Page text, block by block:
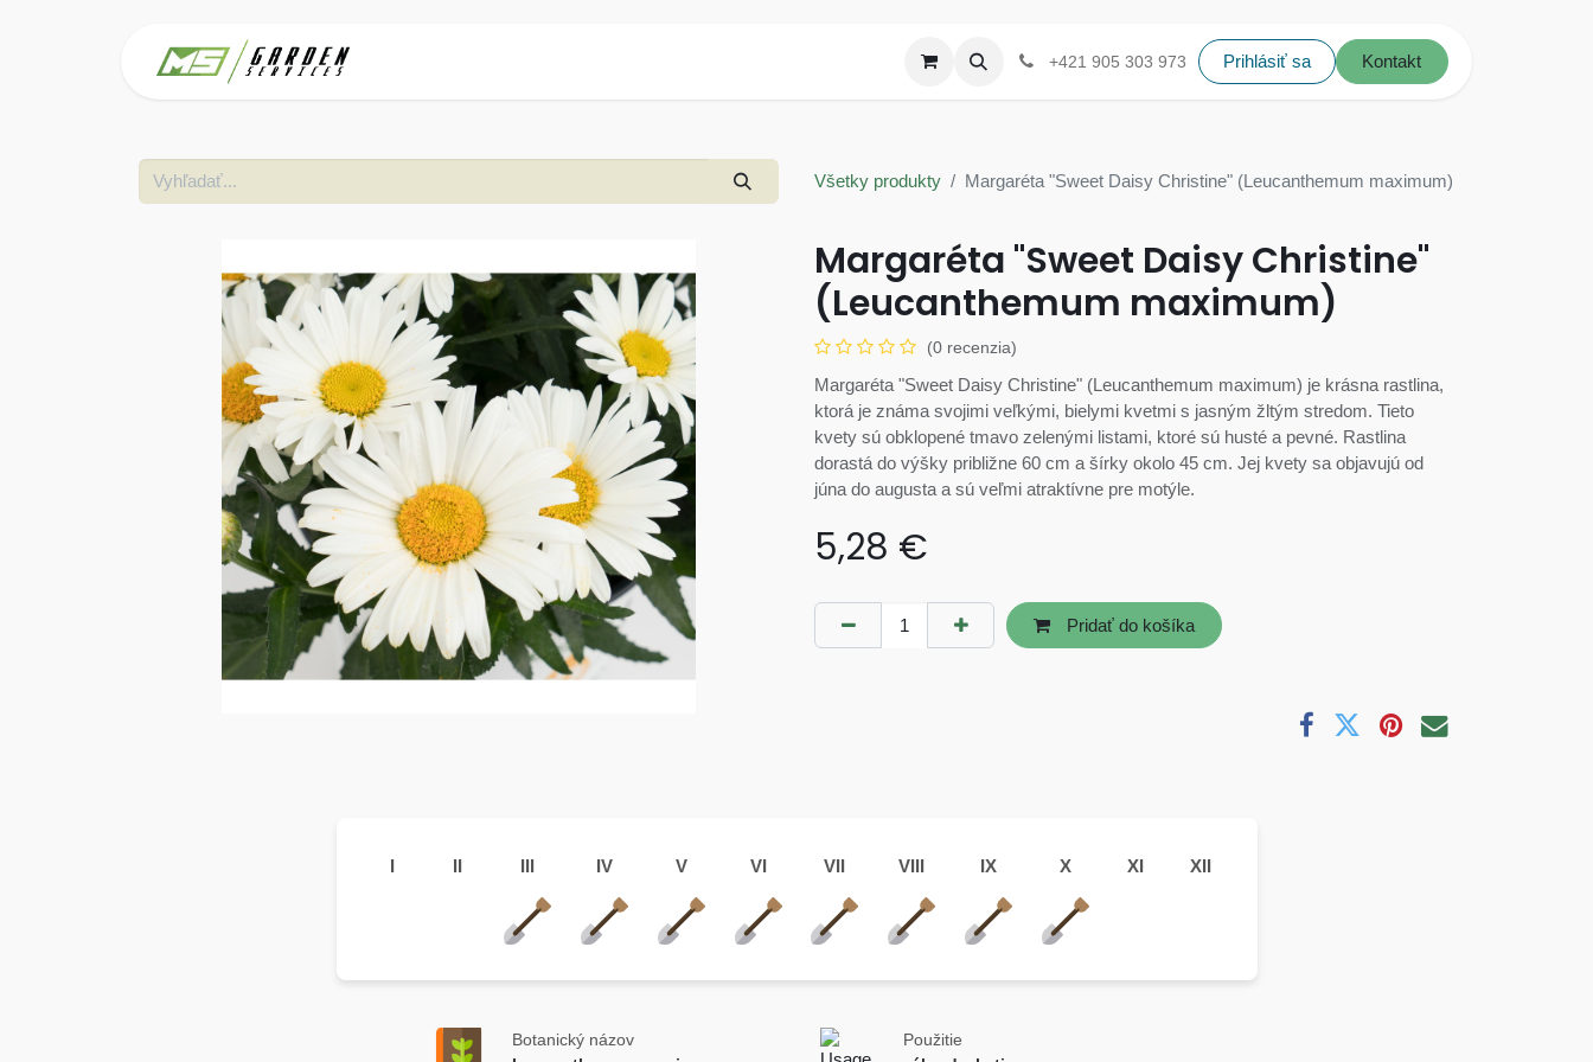
+421 905 303 973 Prihlásiť sa Kontakt
Všetky produkty Margaréta "Sweet Daisy Christine" (Leucanthemum maximum)
Margaréta "Sweet Daisy Christine"
(Leucanthemum maximum)
(0 recenzia)
Margaréta "Sweet Daisy Christine" (Leucanthemum maximum) je krásna rastlina,
ktorá je známa svojimi veľkými, bielymi kvetmi s jasným žltým stredom. Tieto
kvety sú obklopené tmavo zelenými listami, ktoré sú husté a pevné. Rastlina
dorastá do výšky približne 60 cm a šírky okolo 45 cm. Jej kvety sa objavujú od
júna do augusta a sú veľmi atraktívne pre motýle.
5,28 €
Pridať do košíka
I II III IV V VI VII VIII IX X XI XII
Botanický názov
Použitie